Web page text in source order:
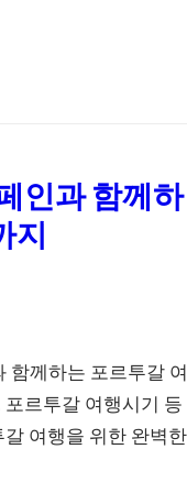
인과 함께하
지
함께하는 포르투갈 여
르투갈 여행시기 등
여행을 위한 완벽한